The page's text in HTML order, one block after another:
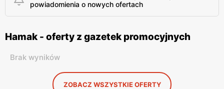
powiadomienia o nowych ofertach
Hamak - oferty z gazetek promocyjnych
Brak wyników
ZOBACZ WSZYSTKIE OFERTY